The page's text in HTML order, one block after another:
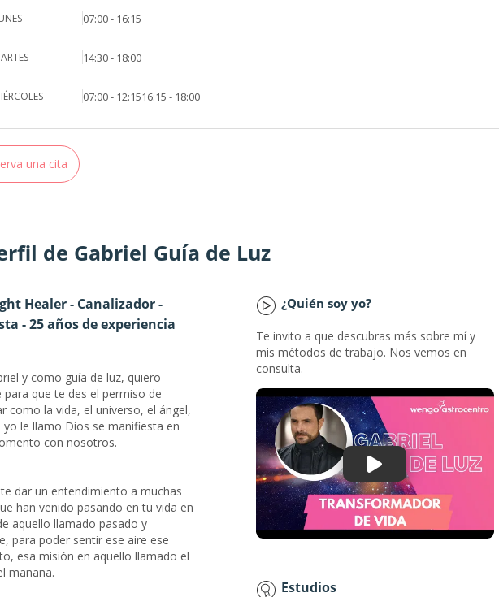
07:00 - 16:15
14:30 - 18:00
07:00 - 12:1516:15 - 18:00
una cita
de Gabriel Guía de Luz
Healer - Canalizador -
- 25 años de experiencia
y como guía de luz, quiero
para que te des el permiso de
como la vida, el universo, el ángel,
le llamo Dios se manifiesta en
con nosotros.
dar un entendimiento a muchas
han venido pasando en tu vida en
aquello llamado pasado y
para poder sentir ese aire ese
esa misión en aquello llamado el
mañana.
¿Quién soy yo?
Te invito a que descubras más sobre mí y
mis métodos de trabajo. Nos vemos en
consulta.
Estudios